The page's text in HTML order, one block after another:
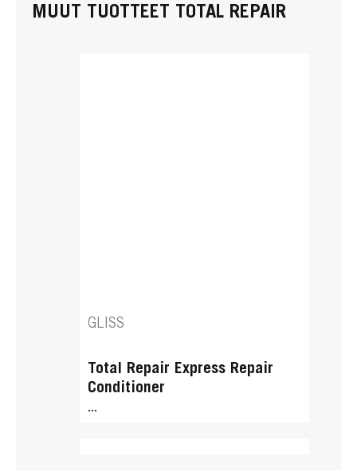
MUUT TUOTTEET TOTAL REPAIR
GLISS
Total Repair Express Repair
Conditioner
...